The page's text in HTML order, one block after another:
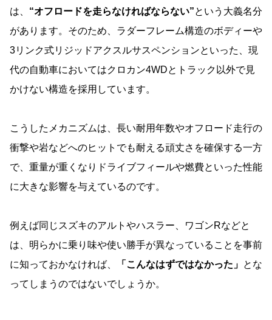
は、 “オフロードを走らなければならない”という大義名分
があります。そのため、ラダーフレーム構造のボディーや
3リンク式リジッドアクスルサスペンションといった、現
代の自動車においてはクロカン4WDとトラック以外で見
かけない構造を採用しています。
こうしたメカニズムは、長い耐用年数やオフロード走行の
衝撃や岩などへのヒットでも耐える頑丈さを確保する一方
で、重量が重くなりドライブフィールや燃費といった性能
に大きな影響を与えているのです。
例えば同じスズキのアルトやハスラー、ワゴンRなどと
は、明らかに乗り味や使い勝手が異なっていることを事前
に知っておかなければ、
「こんなはずではなかった」 とな
ってしまうのではないでしょうか。